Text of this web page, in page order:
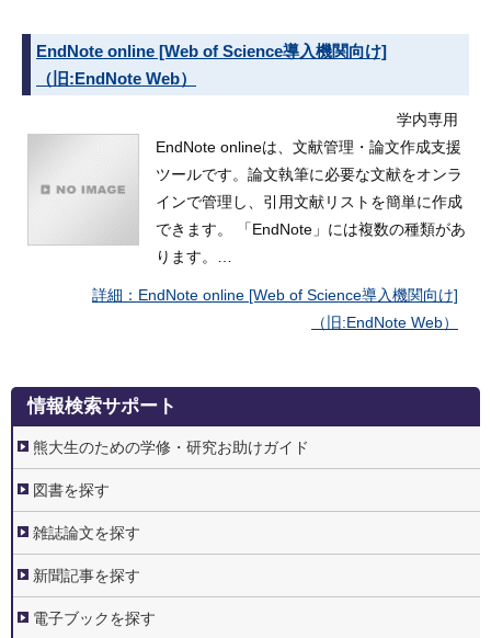
EndNote online [Web of Science導入機関向け]
（旧:EndNote Web）
学内専用
EndNote onlineは、文献管理・論文作成支援
ツールです。論文執筆に必要な文献をオンラ
インで管理し、引用文献リストを簡単に作成
できます。 「EndNote」には複数の種類があ
ります。…
EndNote online [Web of Science導入機関向け]
（旧:EndNote Web）
3.
報
検
索
サ
ポ
ト
情報検索サポート
熊大生のための学修・研究お助けガイド
図書を探す
雑誌論文を探す
新聞記事を探す
電子ブックを探す